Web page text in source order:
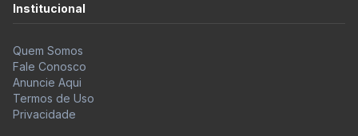
Institucional
Quem Somos
Fale Conosco
Anuncie Aqui
Termos de Uso
Privacidade